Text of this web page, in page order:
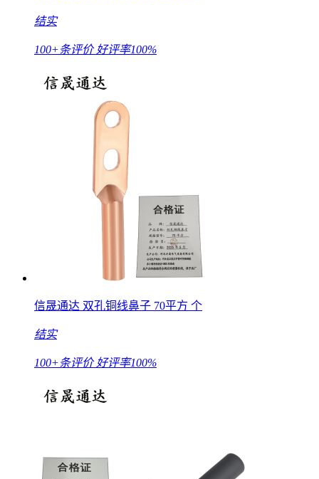
结实
100+条评价 好评率100%
信晟通达 双孔铜线鼻子 70平方 个
结实
100+条评价 好评率100%